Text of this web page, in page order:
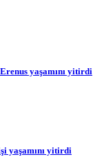
yaşamını yitirdi
yaşamını yitirdi